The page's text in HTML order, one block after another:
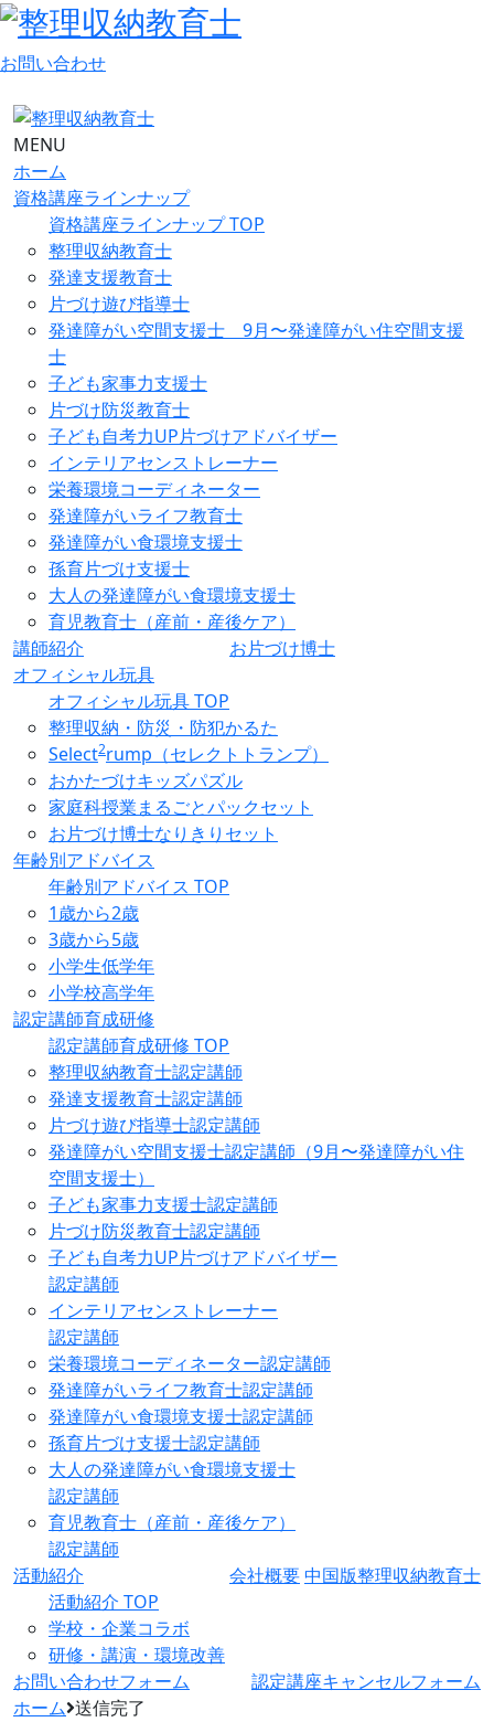
お問い合わせ
MENU
ホーム
資格講座ラインナップ
資格講座ラインナップ TOP
整理収納教育士
発達支援教育士
片づけ遊び指導士
発達障がい空間支援士 9月〜発達障がい住空間支援
士
子ども家事力支援士
片づけ防災教育士
子ども自考力UP片づけアドバイザー
インテリアセンストレーナー
栄養環境コーディネーター
発達障がいライフ教育士
発達障がい食環境支援士
孫育片づけ支援士
大人の発達障がい食環境支援士
育児教育士（産前・産後ケア）
講師紹介
お片づけ博士
オフィシャル玩具
オフィシャル玩具 TOP
整理収納・防災・防犯かるた
Select2rump（セレクトトランプ）
おかたづけキッズパズル
家庭科授業まるごとパックセット
お片づけ博士なりきりセット
年齢別アドバイス
年齢別アドバイス TOP
1歳から2歳
3歳から5歳
小学生低学年
小学校高学年
認定講師育成研修
認定講師育成研修 TOP
整理収納教育士認定講師
発達支援教育士認定講師
片づけ遊び指導士認定講師
発達障がい空間支援士認定講師（9月〜発達障がい住
空間支援士）
子ども家事力支援士認定講師
片づけ防災教育士認定講師
子ども自考力UP片づけアドバイザー
認定講師
インテリアセンストレーナー
認定講師
栄養環境コーディネーター認定講師
発達障がいライフ教育士認定講師
発達障がい食環境支援士認定講師
孫育片づけ支援士認定講師
大人の発達障がい食環境支援士
認定講師
育児教育士（産前・産後ケア）
認定講師
活動紹介
活動紹介 TOP
学校・企業コラボ
研修・講演・環境改善
会社概要中国版整理収納教育士
お問い合わせフォーム
認定講座キャンセルフォーム
ホーム 送信完了